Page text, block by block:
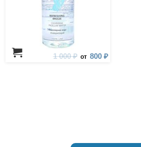
1 000 ₽ от 800 ₽